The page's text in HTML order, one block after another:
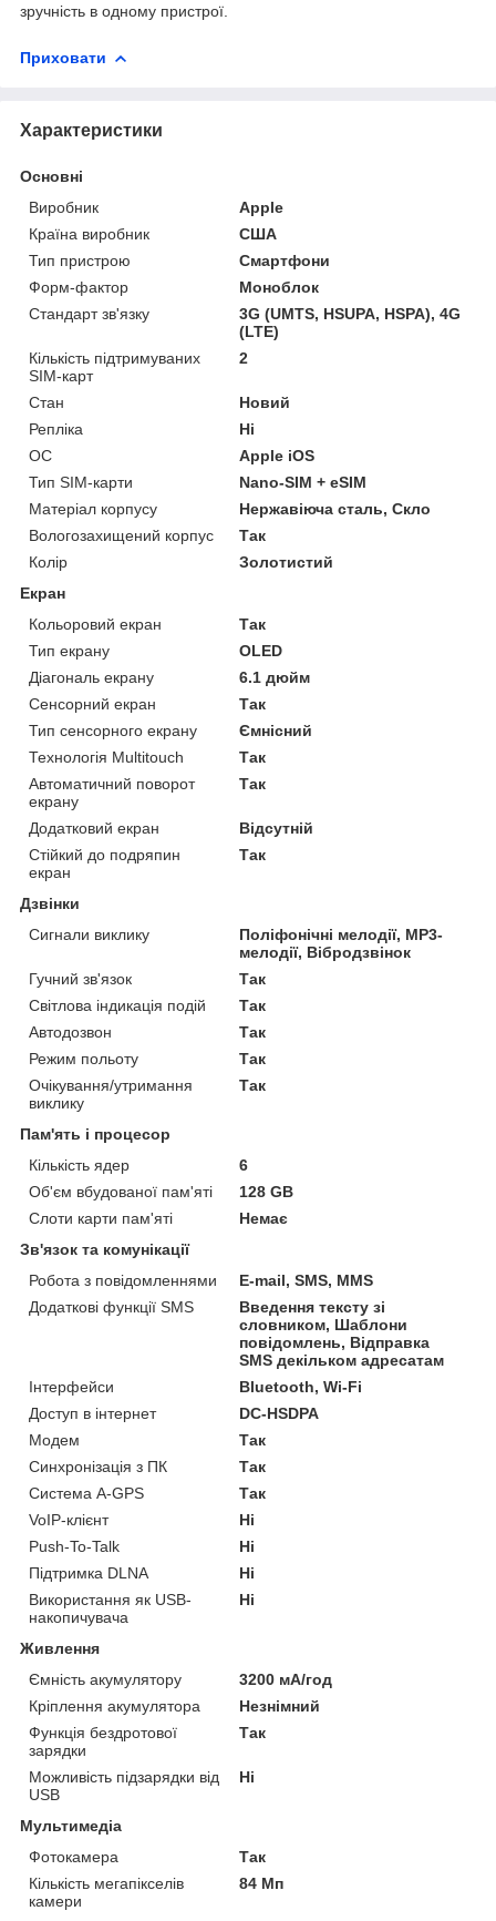
зручність в одному пристрої.
Приховати
Характеристики
Основні
Виробник
Apple
Країна виробник
США
Тип пристрою
Смартфони
Форм-фактор
Моноблок
Стандарт зв'язку
3G (UMTS, HSUPA, HSPA), 4G
(LTE)
Кількість підтримуваних
SIM-карт
2
Стан
Новий
Репліка
Ні
ОС
Apple iOS
Тип SIM-карти
Nano-SIM + eSIM
Матеріал корпусу
Нержавіюча сталь, Скло
Вологозахищений корпус
Так
Колір
Золотистий
Екран
Кольоровий екран
Так
Тип екрану
OLED
Діагональ екрану
6.1 дюйм
Сенсорний екран
Так
Тип сенсорного екрану
Ємнісний
Технологія Multitouch
Так
Автоматичний поворот
екрану
Так
Додатковий екран
Відсутній
Стійкий до подряпин
екран
Так
Дзвінки
Сигнали виклику
Поліфонічні мелодії, MP3-
мелодії, Вібродзвінок
Гучний зв'язок
Так
Світлова індикація подій
Так
Автодозвон
Так
Режим польоту
Так
Очікування/утримання
виклику
Так
Пам'ять і процесор
Кількість ядер
6
Об'єм вбудованої пам'яті
128 GB
Слоти карти пам'яті
Немає
Зв'язок та комунікації
Робота з повідомленнями
E-mail, SMS, MMS
Додаткові функції SMS
Введення тексту зі
словником, Шаблони
повідомлень, Відправка
SMS декільком адресатам
Інтерфейси
Bluetooth, Wi-Fi
Доступ в інтернет
DC-HSDPA
Модем
Так
Синхронізація з ПК
Так
Система A-GPS
Так
VoIP-клієнт
Ні
Push-To-Talk
Ні
Підтримка DLNA
Ні
Використання як USB-
накопичувача
Ні
Живлення
Ємність акумулятору
3200 мА/год
Кріплення акумулятора
Незнімний
Функція бездротової
зарядки
Так
Можливість підзарядки від
USB
Ні
Мультимедіа
Фотокамера
Так
Кількість мегапікселів
камери
84 Мп